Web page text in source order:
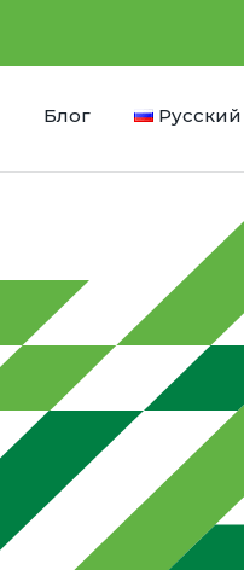
Блог Русский